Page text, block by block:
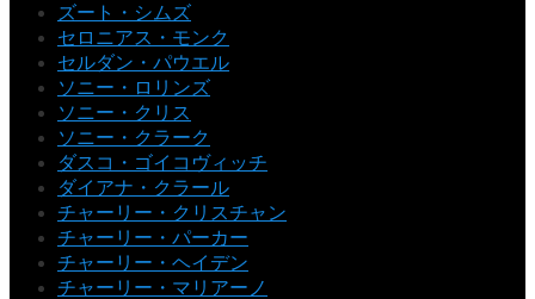
ズート・シムズ
セロニアス・モンク
セルダン・パウエル
ソニー・ロリンズ
ソニー・クリス
ソニー・クラーク
ダスコ・ゴイコヴィッチ
ダイアナ・クラール
チャーリー・クリスチャン
チャーリー・パーカー
チャーリー・ヘイデン
チャーリー・マリアーノ